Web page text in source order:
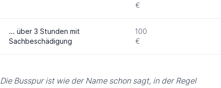
€
... über 3 Stunden mit
Sachbeschädigung
100
€
Die Busspur ist wie der Name schon sagt, in der Regel